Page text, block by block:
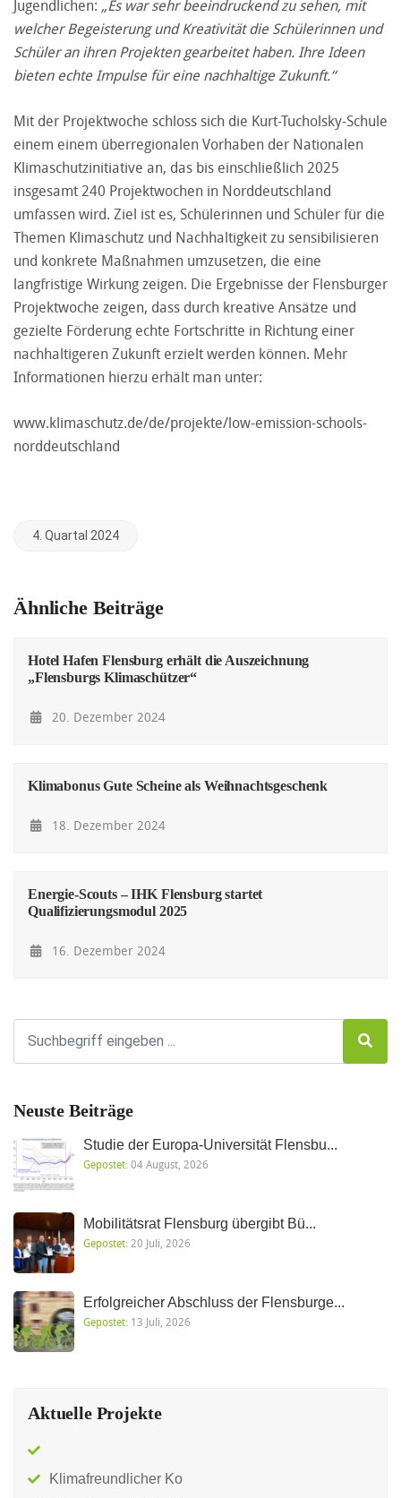
Jugendlichen: „Es war sehr beeindruckend zu sehen, mit
welcher Begeisterung und Kreativität die Schülerinnen und
Schüler an ihren Projekten gearbeitet haben. Ihre Ideen
bieten echte Impulse für eine nachhaltige Zukunft.“
Mit der Projektwoche schloss sich die Kurt-Tucholsky-Schule
einem einem überregionalen Vorhaben der Nationalen
Klimaschutzinitiative an, das bis einschließlich 2025
insgesamt 240 Projektwochen in Norddeutschland
umfassen wird. Ziel ist es, Schülerinnen und Schüler für die
Themen Klimaschutz und Nachhaltigkeit zu sensibilisieren
und konkrete Maßnahmen umzusetzen, die eine
langfristige Wirkung zeigen. Die Ergebnisse der Flensburger
Projektwoche zeigen, dass durch kreative Ansätze und
gezielte Förderung echte Fortschritte in Richtung einer
nachhaltigeren Zukunft erzielt werden können. Mehr
Informationen hierzu erhält man unter:
www.klimaschutz.de/de/projekte/low-emission-schools-
norddeutschland
4. Quartal 2024
Ähnliche Beiträge
Hotel Hafen Flensburg erhält die Auszeichnung
„Flensburgs Klimaschützer“
20. Dezember 2024
Klimabonus Gute Scheine als Weihnachtsgeschenk
18. Dezember 2024
Energie-Scouts – IHK Flensburg startet
Qualifizierungsmodul 2025
16. Dezember 2024
Neuste Beiträge
Studie der Europa-Universität Flensbu...
Gepostet:04 August, 2026
Mobilitätsrat Flensburg übergibt Bü...
Gepostet: 20 Juli, 2026
Erfolgreicher Abschluss der Flensburge...
Gepostet: 13 Juli, 2026
Aktuelle Projekte
Klimafreundlicher Ko